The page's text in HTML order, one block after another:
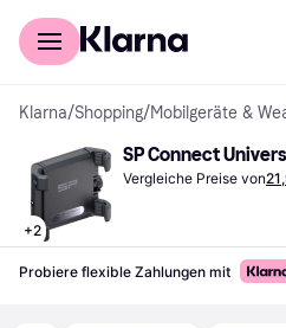
Für Shopper
Klarna/Shopping/Mobilgeräte &
+2
SP Connect
Vergleiche Preise von
Probiere flexible Zahlungen mit